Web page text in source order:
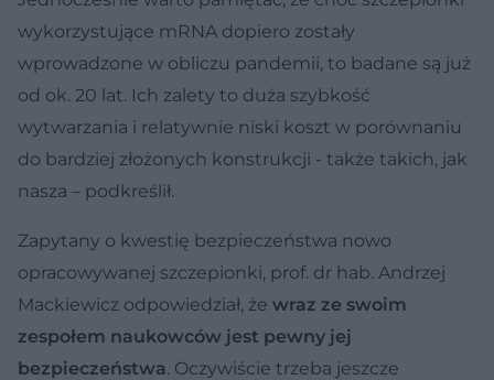
wykorzystujące mRNA dopiero zostały
wprowadzone w obliczu pandemii, to badane są już
od ok. 20 lat. Ich zalety to duża szybkość
wytwarzania i relatywnie niski koszt w porównaniu
do bardziej złożonych konstrukcji - także takich, jak
nasza – podkreślił.
Zapytany o kwestię bezpieczeństwa nowo
opracowywanej szczepionki, prof. dr hab. Andrzej
Mackiewicz odpowiedział, że wraz ze swoim
zespołem naukowców jest pewny jej
bezpieczeństwa. Oczywiście trzeba jeszcze